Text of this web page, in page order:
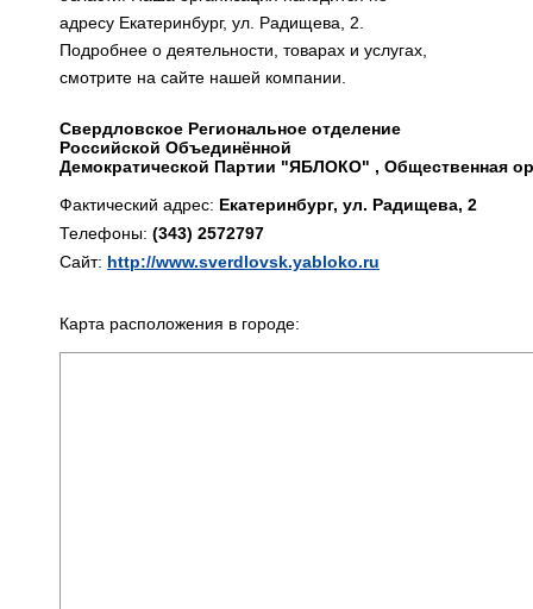
адресу Екатеринбург, ул. Радищева, 2.
Подробнее о деятельности, товарах и услугах,
смотрите на сайте нашей компании.
Свердловское Региональное отделение
Российской Объединённой
Демократической Партии "ЯБЛОКО" , Общественная
Фактический адрес: Екатеринбург, ул. Радищева, 2
Телефоны: (343) 2572797
Сайт: http://www.sverdlovsk.yabloko.ru
Карта расположения в городе: